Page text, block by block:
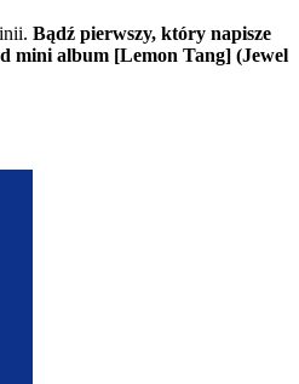
Bądź pierwszy, który napisze
mini album [Lemon Tang] (Jewel